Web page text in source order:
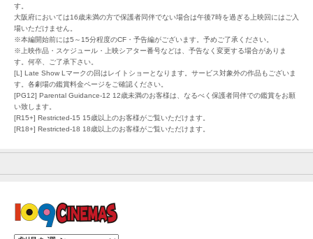
す。
大阪府においては16歳未満の方で保護者同伴でない場合は午後7時を過ぎる上映回にはご入
場いただけません。
※本編開始前には5～15分程度のCF・予告編がございます。予めご了承ください。
※上映作品・スケジュール・上映シアター番号などは、予告なく変更する場合がありま
す。何卒、ご了承下さい。
[L] Late Show Lマークの回はレイトショーとなります。サービス対象外の作品もございま
す。各劇場の鑑賞料金ページをご確認ください。
[PG12] Parental Guidance-12 12歳未満のお客様は、なるべく保護者同伴での鑑賞をお願
い致します。
[R15+] Restricted-15 15歳以上のお客様がご覧いただけます。
[R18+] Restricted-18 18歳以上のお客様がご覧いただけます。